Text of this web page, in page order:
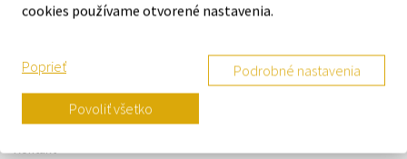
O SPOLOČNOSTI
O nás
Kontaktný formulár
Kontakt
cookies používame otvorené nastavenia.
Poprieť Podrobné nastavenia
Povoliť všetko